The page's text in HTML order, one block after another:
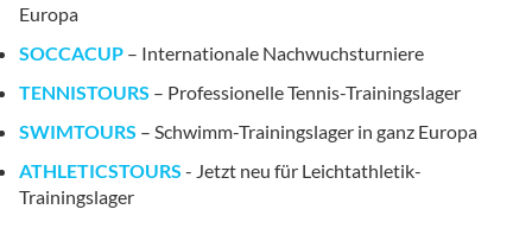
Europa
SOCCACUP – Internationale Nachwuchsturniere
TENNISTOURS – Professionelle Tennis-Trainingslager
SWIMTOURS – Schwimm-Trainingslager in ganz Europa
ATHLETICSTOURS - Jetzt neu für Leichtathletik-
Trainingslager